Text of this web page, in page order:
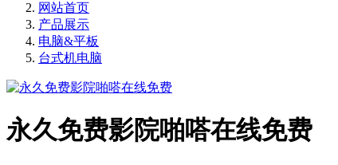
网站首页
产品展示
电脑&平板
台式机电脑
永久免费影院啪嗒在线免费